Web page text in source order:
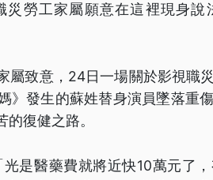
災勞工家屬願意在這裡現身說
屬致意，24日一場關於影視職
》發生的蘇姓替身演員墜落重
復健之路。
是醫藥費就將近快10萬元了